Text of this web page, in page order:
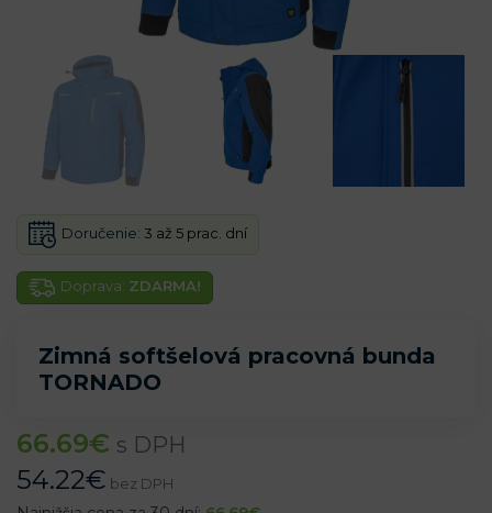
Zimná softšelová pracovná bunda
TORNADO
Doprava: ZDARMA!
Doručenie: 3 až 5 prac. dní
66.69€ s DPH
54.22€ bez DPH